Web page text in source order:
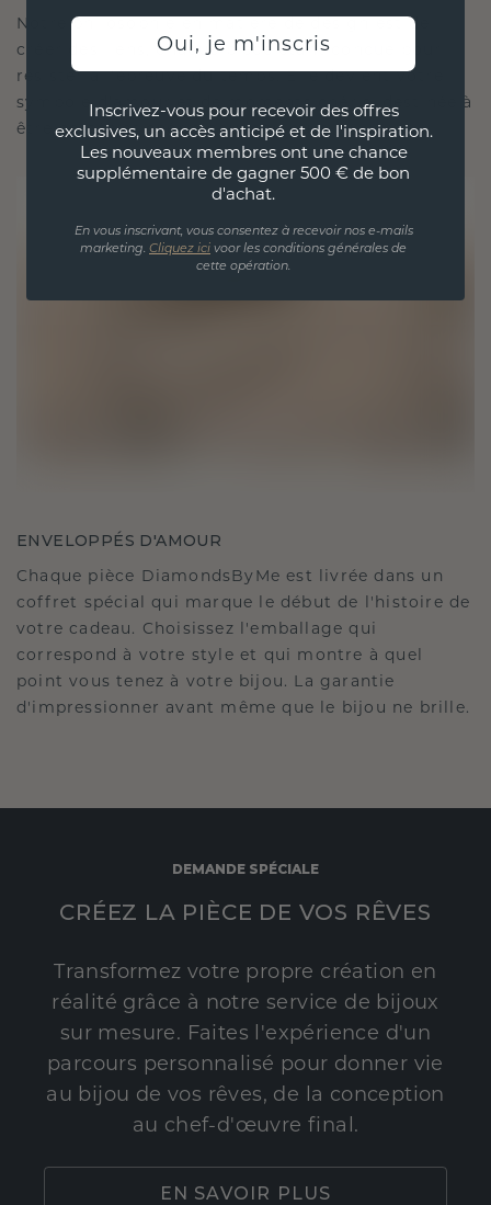
Notre philosophie en matière de design est de
créer des liens, chaque pièce étant conçue pour
résister à l'épreuve du temps. Elle devient votre
symbole d'amour et de moments chéris, destinée à
être portée et chérie pour toujours.
ENVELOPPÉS D'AMOUR
Chaque pièce DiamondsByMe est livrée dans un
coffret spécial qui marque le début de l'histoire de
votre cadeau. Choisissez l'emballage qui
correspond à votre style et qui montre à quel
point vous tenez à votre bijou. La garantie
d'impressionner avant même que le bijou ne brille.
DEMANDE SPÉCIALE
CRÉEZ LA PIÈCE DE VOS RÊVES
Transformez votre propre création en
réalité grâce à notre service de bijoux
sur mesure. Faites l'expérience d'un
parcours personnalisé pour donner vie
au bijou de vos rêves, de la conception
au chef-d'œuvre final.
EN SAVOIR PLUS
Oui, je m'inscris
Inscrivez-vous pour recevoir des offres
exclusives, un accès anticipé et de l'inspiration.
Les nouveaux membres ont une chance
supplémentaire de gagner 500 € de bon
d'achat.
En vous inscrivant, vous consentez à recevoir nos e-mails
marketing. Cliquez ici voor les conditions générales de
cette opération.